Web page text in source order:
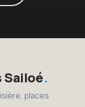
Sailoé
places